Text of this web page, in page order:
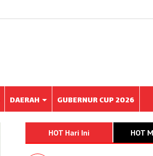
DAERAH GUBERNUR CUP 2026
HOT Hari Ini HOT